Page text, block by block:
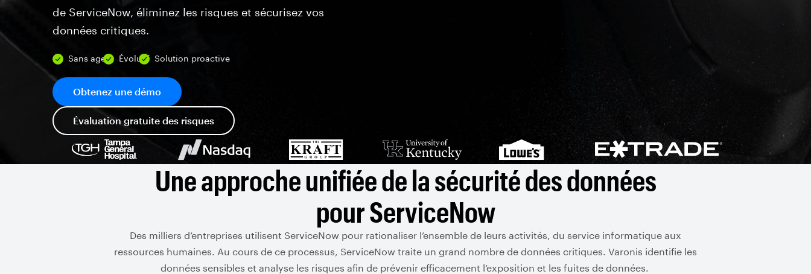
de ServiceNow, éliminez les risques et sécurisez vos
données critiques.
Sans agent Évolutif Solution proactive
Obtenez une démo
Évaluation gratuite des risques
Une approche unifiée de la sécurité des données
pour ServiceNow
Des milliers d’entreprises utilisent ServiceNow pour rationaliser l’ensemble de leurs activités, du service informatique aux
ressources humaines. Au cours de ce processus, ServiceNow traite un grand nombre de données critiques. Varonis identifie les
données sensibles et analyse les risques afin de prévenir efficacement l’exposition et les fuites de données.